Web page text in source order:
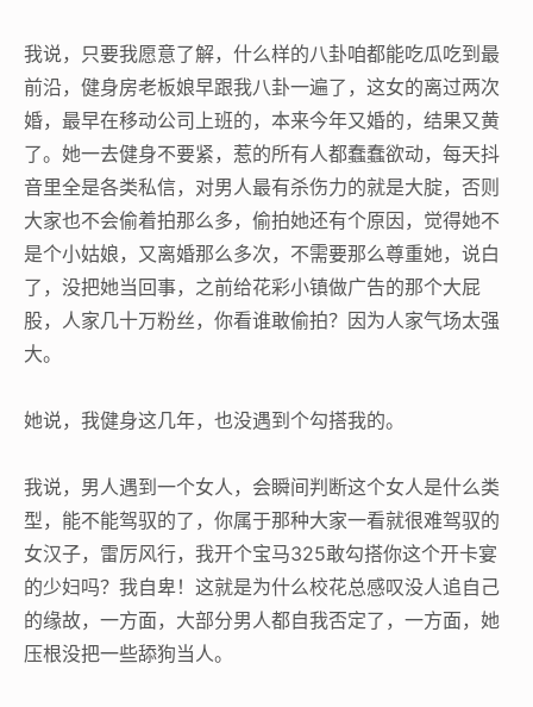
我说，只要我愿意了解，什么样的八卦咱都能吃瓜吃到最
前沿，健身房老板娘早跟我八卦一遍了，这女的离过两次
婚，最早在移动公司上班的，本来今年又婚的，结果又黄
了。她一去健身不要紧，惹的所有人都蠢蠢欲动，每天抖
音里全是各类私信，对男人最有杀伤力的就是大腚，否则
大家也不会偷着拍那么多，偷拍她还有个原因，觉得她不
是个小姑娘，又离婚那么多次，不需要那么尊重她，说白
了，没把她当回事，之前给花彩小镇做广告的那个大屁
股，人家几十万粉丝，你看谁敢偷拍？因为人家气场太强
大。
她说，我健身这几年，也没遇到个勾搭我的。
我说，男人遇到一个女人，会瞬间判断这个女人是什么类
型，能不能驾驭的了，你属于那种大家一看就很难驾驭的
女汉子，雷厉风行，我开个宝马325敢勾搭你这个开卡宴
的少妇吗？我自卑！这就是为什么校花总感叹没人追自己
的缘故，一方面，大部分男人都自我否定了，一方面，她
压根没把一些舔狗当人。